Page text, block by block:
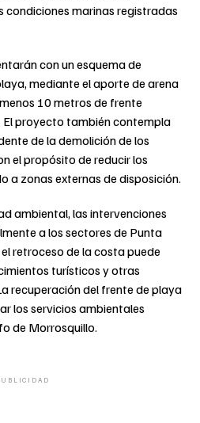
condiciones marinas registradas
con un esquema de
mediante el aporte de arena
10 metros de frente
El proyecto también contempla
de la demolición de los
el propósito de reducir los
a zonas externas de disposición.
ambiental, las intervenciones
a los sectores de Punta
retroceso de la costa puede
turísticos y otras
recuperación del frente de playa
los servicios ambientales
de Morrosquillo.